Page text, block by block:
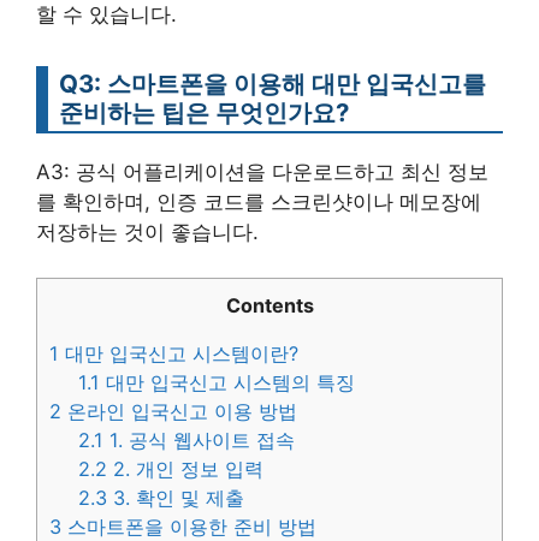
할 수 있습니다.
Q3: 스마트폰을 이용해 대만 입국신고를
준비하는 팁은 무엇인가요?
A3: 공식 어플리케이션을 다운로드하고 최신 정보
를 확인하며, 인증 코드를 스크린샷이나 메모장에
저장하는 것이 좋습니다.
Contents
1 대만 입국신고 시스템이란?
1.1 대만 입국신고 시스템의 특징
2 온라인 입국신고 이용 방법
2.1 1. 공식 웹사이트 접속
2.2 2. 개인 정보 입력
2.3 3. 확인 및 제출
3 스마트폰을 이용한 준비 방법